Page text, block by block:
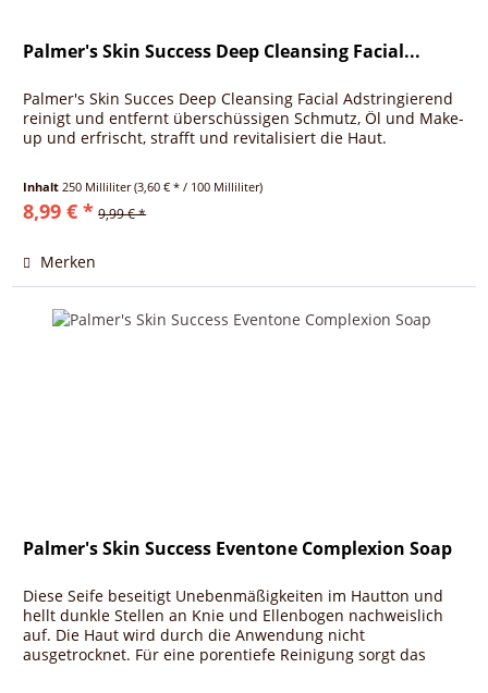
Palmer's Skin Success Deep Cleansing Facial...
Palmer's Skin Succes Deep Cleansing Facial Adstringierend
reinigt und entfernt überschüssigen Schmutz, Öl und Make-
up und erfrischt, strafft und revitalisiert die Haut.
Inhalt250 Milliliter(3,60 € * / 100 Milliliter)
8,99 € * 9,99 € *
Merken
Palmer's Skin Success Eventone Complexion Soap
Diese Seife beseitigt Unebenmäßigkeiten im Hautton und
hellt dunkle Stellen an Knie und Ellenbogen nachweislich
auf. Die Haut wird durch die Anwendung nicht
ausgetrocknet. Für eine porentiefe Reinigung sorgt das